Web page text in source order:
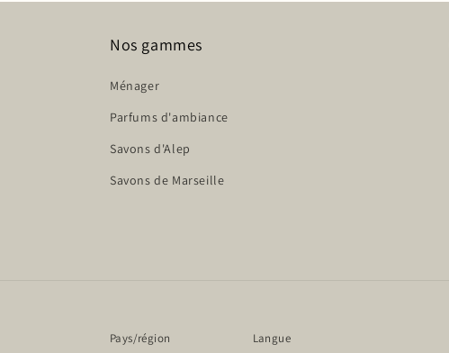
Nos gammes
Ménager
Parfums d'ambiance
Savons d'Alep
Savons de Marseille
Pays/région Langue